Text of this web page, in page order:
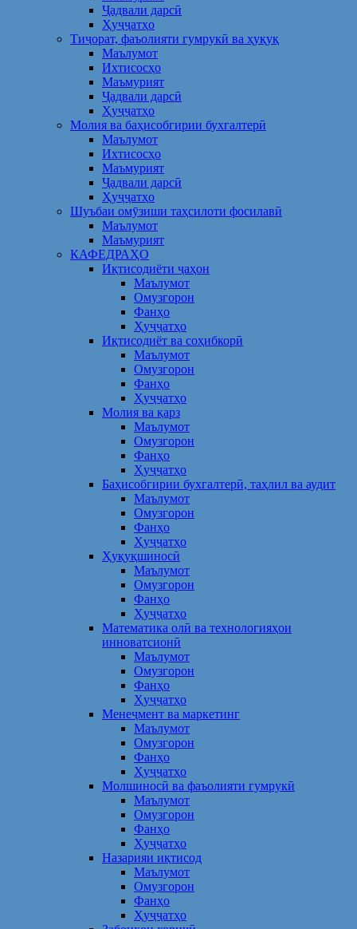
Ҷадвали дарсӣ
Ҳуҷҷатҳо
Тиҷорат, фаъолияти гумрукӣ ва ҳуқуқ
Маълумот
Ихтисосҳо
Маъмурият
Ҷадвали дарсӣ
Ҳуҷҷатҳо
Молия ва баҳисобгирии бухгалтерӣ
Маълумот
Ихтисосҳо
Маъмурият
Ҷадвали дарсӣ
Ҳуҷҷатҳо
Шуъбаи омӯзиши таҳсилоти фосилавӣ
Маълумот
Маъмурият
КАФЕДРАҲО
Иқтисодиёти ҷаҳон
Маълумот
Омузгорон
Фанҳо
Ҳуҷҷатҳо
Иқтисодиёт ва соҳибкорӣ
Маълумот
Омузгорон
Фанҳо
Ҳуҷҷатҳо
Молия ва қарз
Маълумот
Омузгорон
Фанҳо
Ҳуҷҷатҳо
Баҳисобгирии бухгалтерӣ, таҳлил ва аудит
Маълумот
Омузгорон
Фанҳо
Ҳуҷҷатҳо
Ҳуқуқшиносӣ
Маълумот
Омузгорон
Фанҳо
Ҳуҷҷатҳо
Математика олӣ ва технологияҳои
инноватсионӣ
Маълумот
Омузгорон
Фанҳо
Ҳуҷҷатҳо
Менеҷмент ва маркетинг
Маълумот
Омузгорон
Фанҳо
Ҳуҷҷатҳо
Молшиносӣ ва фаъолияти гумрукӣ
Маълумот
Омузгорон
Фанҳо
Ҳуҷҷатҳо
Назарияи иқтисод
Маълумот
Омузгорон
Фанҳо
Ҳуҷҷатҳо